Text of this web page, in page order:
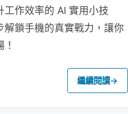
工作效率的 AI 實用小技
鎖手機的真實戰力，讓你
繼續閱讀→